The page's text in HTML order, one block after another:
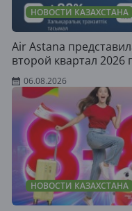
НОВОСТИ КАЗАХСТАНА
Air Astana
второй квартал 2026
06.08.2026
НОВОСТИ КАЗАХСТАНА